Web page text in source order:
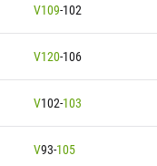
V109-102
V120-106
V102-103
V93-105